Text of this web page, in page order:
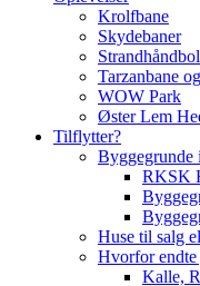
Krolfbane
Skydebaner
Tarzanbane
WOW Park
Øster Lem
Tilflytter?
Byggegrunde
RKSK
Huse til salg
Hvorfor
Kalle,